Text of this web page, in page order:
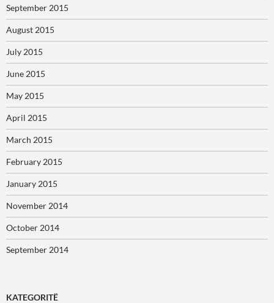
September 2015
August 2015
July 2015
June 2015
May 2015
April 2015
March 2015
February 2015
January 2015
November 2014
October 2014
September 2014
KATEGORITË